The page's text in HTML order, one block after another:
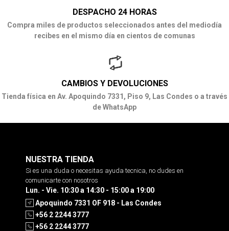
DESPACHO 24 HORAS
Compra miles de productos seleccionados antes del mediodía
recibes en el mismo día en cientos de comunas
CAMBIOS Y DEVOLUCIONES
Tienda física en Av. Apoquindo 7331, Piso 9, Las Condes o a través
de WhatsApp
NUESTRA TIENDA
Si es una duda o necesitas ayuda tecnica, no dudes en
comunicarte con nosotros
Lun. - Vie. 10:30 a 14:30 - 15:00 a 19:00
Apoquindo 7331 OF 918 - Las Condes
+56 2 2244 3777
+56 2 2244 3777